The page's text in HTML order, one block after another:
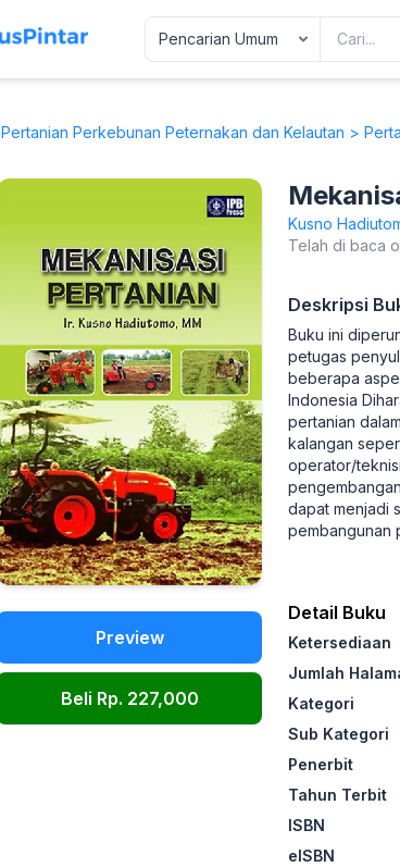
Pertanian Perkebunan Peternakan dan Kelautan >
Preview
Beli Rp. 227,000
Kusno
Telah di baca
Deskripsi
Buku ini
petugas
beberapa
Indonesia
pertanian
kalangan
operator/
dapat menjadi
pembangunan
Detail Buku
Ketersediaan
Jumlah
Kategori
Sub Kategori
Penerbit
Tahun Terbit
ISBN
eISBN